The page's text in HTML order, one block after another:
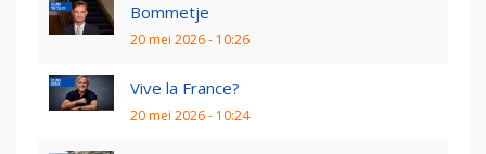
Bommetje
20 mei 2026 - 10:26
Vive la France?
20 mei 2026 - 10:24